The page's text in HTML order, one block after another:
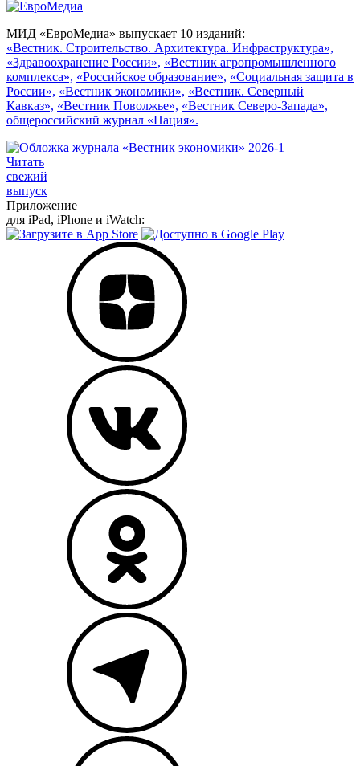
МИД «ЕвроМедиа» выпускает 10 изданий:
«Вестник. Строительство. Архитектура. Инфраструктура»,
«Здравоохранение России», «Вестник агропромышленного
комплекса», «Российское образование», «Социальная защита в
России», «Вестник экономики», «Вестник. Северный
Кавказ», «Вестник Поволжье», «Вестник Северо-Запада»,
общероссийский журнал «Нация».
Читать
свежий
выпуск
Приложение
для iPad, iPhone и iWatch: